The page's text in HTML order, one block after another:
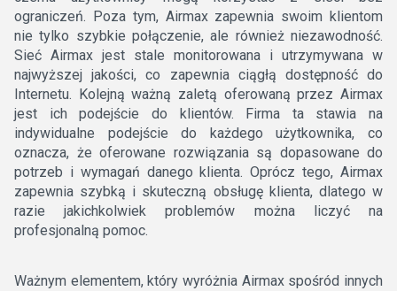
ograniczeń. Poza tym, Airmax zapewnia swoim klientom
nie tylko szybkie połączenie, ale również niezawodność.
Sieć Airmax jest stale monitorowana i utrzymywana w
najwyższej jakości, co zapewnia ciągłą dostępność do
Internetu. Kolejną ważną zaletą oferowaną przez Airmax
jest ich podejście do klientów. Firma ta stawia na
indywidualne podejście do każdego użytkownika, co
oznacza, że oferowane rozwiązania są dopasowane do
potrzeb i wymagań danego klienta. Oprócz tego, Airmax
zapewnia szybką i skuteczną obsługę klienta, dlatego w
razie jakichkolwiek problemów można liczyć na
profesjonalną pomoc.
Ważnym elementem, który wyróżnia Airmax spośród innych